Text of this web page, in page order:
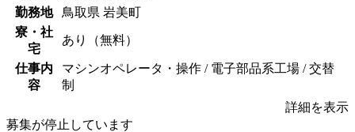
勤務地
鳥取県 岩美町
寮・社
宅
あり（無料）
仕事内
容
マシンオペレータ・操作 / 電子部品系工場 / 交替
制
詳細を表示
募集が停止しています